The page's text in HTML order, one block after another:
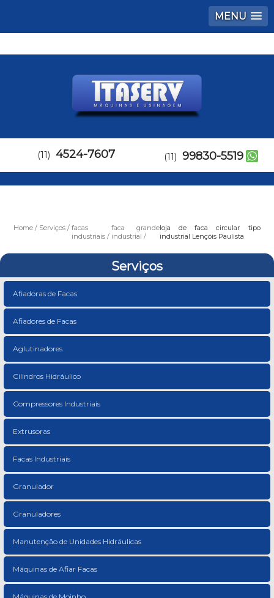
MENU
(11) 4524-7607 (11) 99830-5519
Home Serviços
facas
industriais
faca grande
industrial
loja de faca circular tipo
industrial Lençóis Paulista
Serviços
Afiadoras de Facas
Afiadores de Facas
Aglutinadores
Cilindros Hidráulico
Compressores Industriais
Extrusoras
Facas Industriais
Granulador
Granuladores
Manutenção de Unidades Hidráulicas
Máquinas de Afiar Facas